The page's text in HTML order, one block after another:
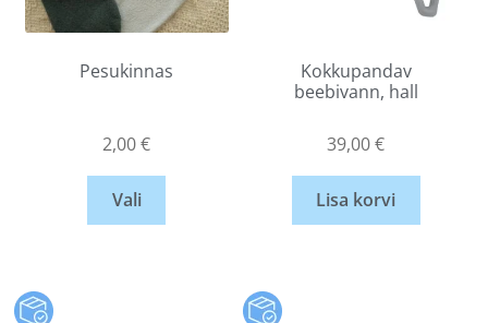
Pesukinnas
2,00€
Vali
Kokkupandav
beebivann, hall
39,00€
Lisa korvi